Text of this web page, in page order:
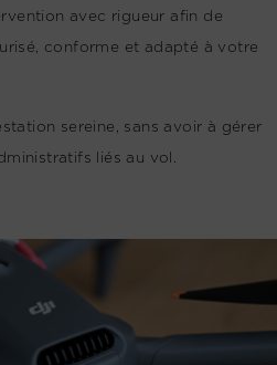
avec rigueur afin de
conforme et adapté à votre
sereine, sans avoir à gérer
liés au vol.